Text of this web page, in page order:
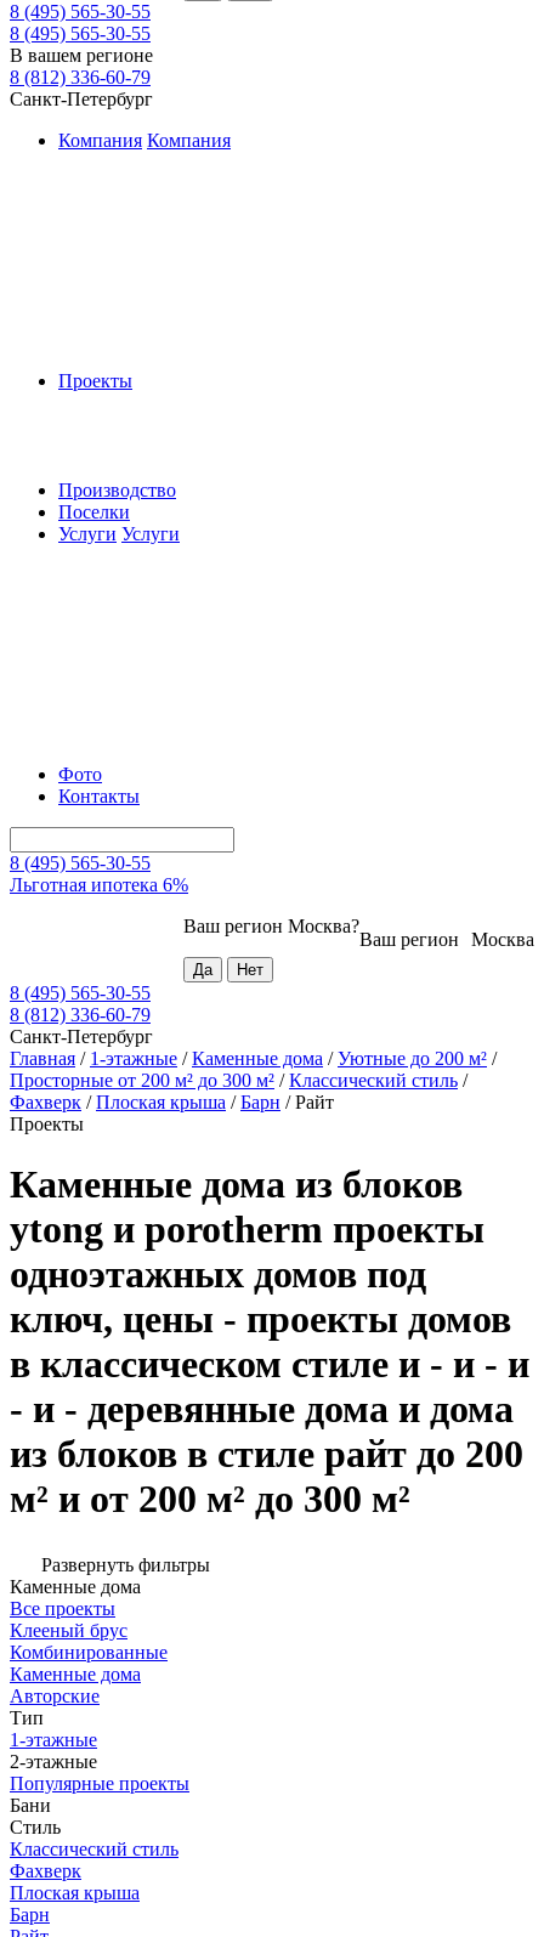
8 (495) 565-30-55
8 (495) 565-30-55
В вашем регионе
8 (812) 336-60-79
Санкт-Петербург
Компания Компания
Проекты
Производство
Поселки
Услуги Услуги
Фото
Контакты
8 (495) 565-30-55
Льготная ипотека 6%
Москва
Ваш регион
Ваш регион Москва?
8 (495) 565-30-55
8 (812) 336-60-79
Санкт-Петербург
Главная / 1-этажные /Каменные дома /Уютные до 200 м² /
Просторные от 200 м² до 300 м² /Классический стиль /
Фахверк /Плоская крыша /Барн /Райт
Проекты
Каменные дома из блоков
ytong и porotherm проекты
одноэтажных домов под
ключ, цены - проекты домов
в классическом стиле и - и - и
- и - деревянные дома и дома
из блоков в стиле райт до 200
м² и от 200 м² до 300 м²
Развернуть фильтры
Каменные дома
Все проекты
Клееный брус
Комбинированные
Каменные дома
Авторские
Тип
1-этажные
2-этажные
Популярные проекты
Бани
Стиль
Классический стиль
Фахверк
Плоская крыша
Барн